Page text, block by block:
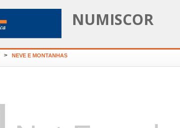
NUMISCOR
> NEVE E MONTANHAS